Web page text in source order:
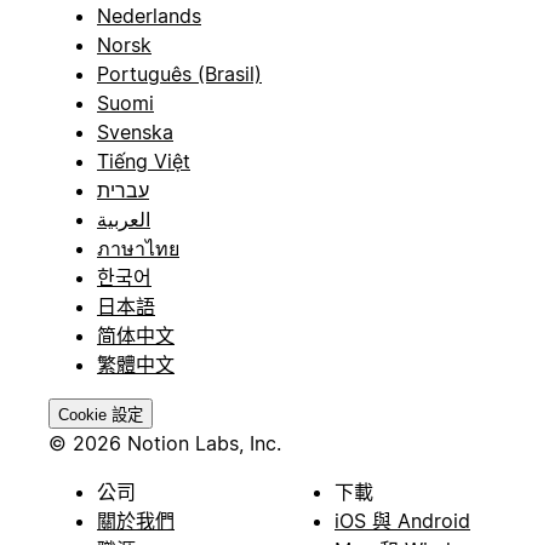
Nederlands
Norsk
Português (Brasil)
Suomi
Svenska
Tiếng Việt
עברית
العربية
ภาษาไทย
한국어
日本語
简体中文
繁體中文
Cookie 設定
© 2026 Notion Labs, Inc.
公司
關於我們
下載
iOS 與 Android